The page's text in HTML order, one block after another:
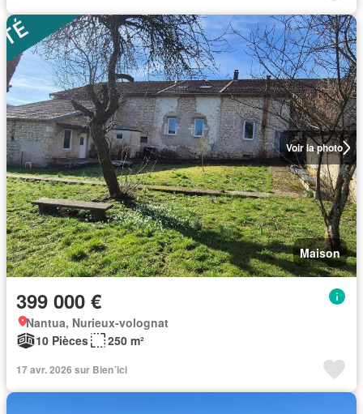
Voir la photo
Maison
399 000 €
Nantua, Nurieux-volognat
10 Pièces
250 m²
17 avr. 2026 sur Bien´ici